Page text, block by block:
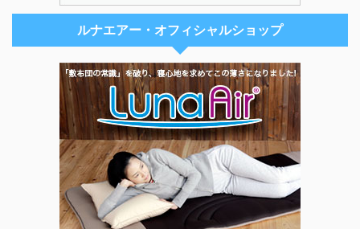
ルナエアー・オフィシャルショップ